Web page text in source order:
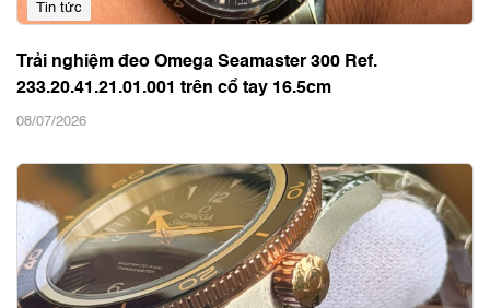
Tin tức
Trải nghiệm đeo Omega Seamaster 300 Ref.
233.20.41.21.01.001 trên cổ tay 16.5cm
08/07/2026